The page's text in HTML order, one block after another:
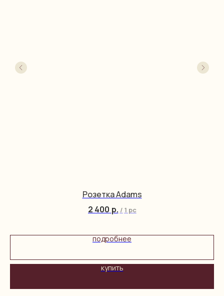
Розетка Adams
2 400 р. / 1 pc
подробнее
купить